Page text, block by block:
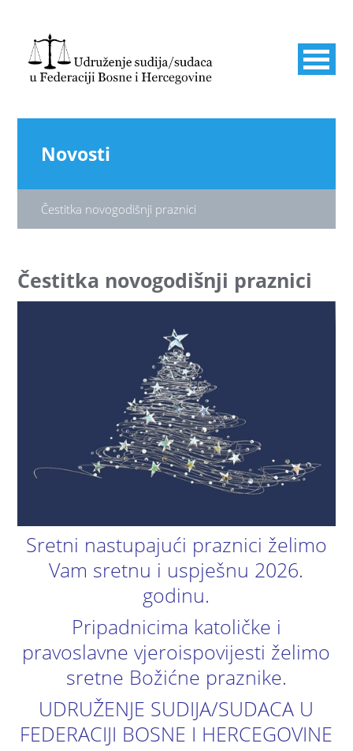
Novosti
Čestitka novogodišnji praznici
Čestitka novogodišnji praznici
Sretni nastupajući praznici želimo
Vam sretnu i uspješnu 2026.
godinu.
Pripadnicima katoličke i
pravoslavne vjeroispovijesti želimo
sretne Božićne praznike.
UDRUŽENJE SUDIJA/SUDACA U
FEDERACIJI BOSNE I HERCEGOVINE